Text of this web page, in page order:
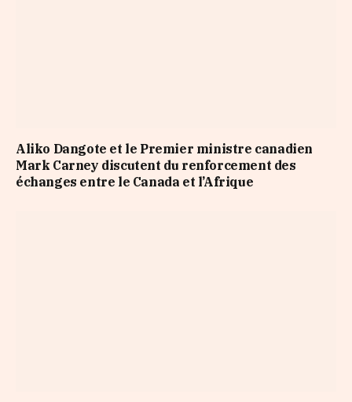
Aliko Dangote et le Premier ministre canadien
Mark Carney discutent du renforcement des
échanges entre le Canada et l’Afrique